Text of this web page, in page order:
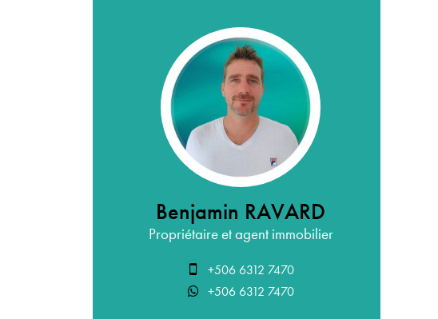
Benjamin RAVARD
Propriétaire et agent immobilier
+506 6312 7470
+506 6312 7470